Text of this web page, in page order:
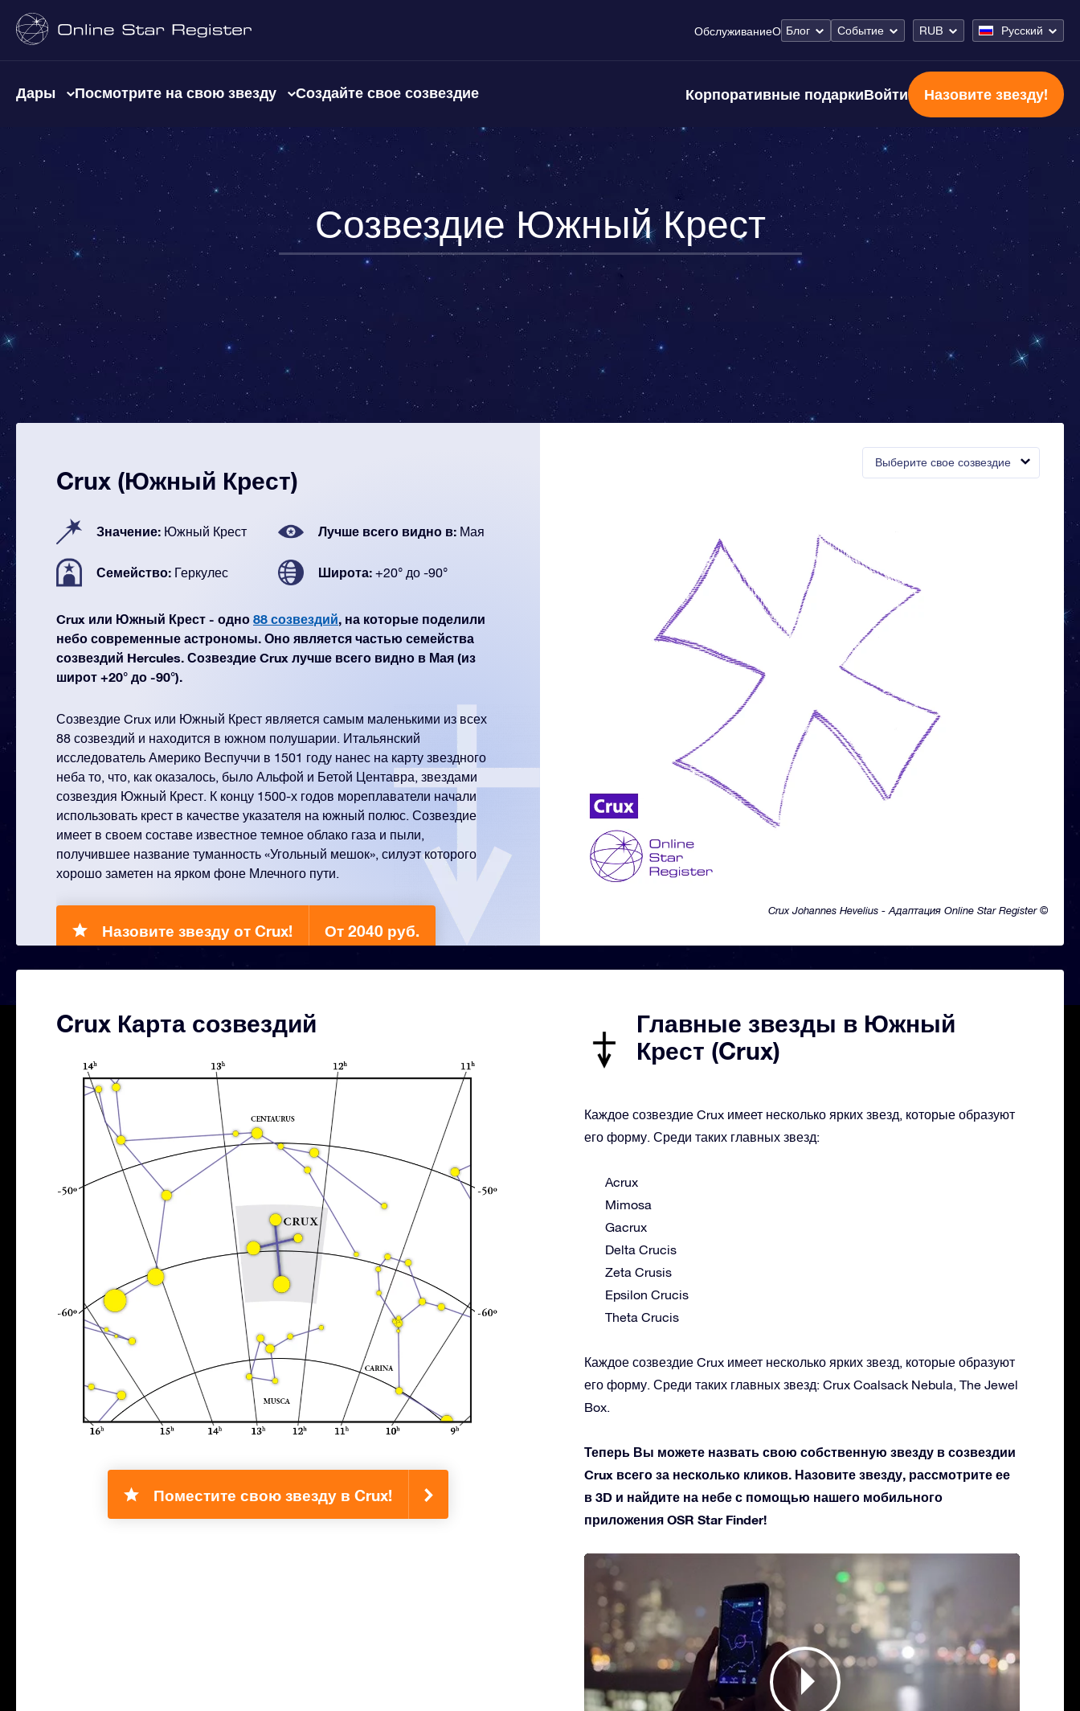
ОбслуживаниеО Блог Событие RUB Русский
Дары Посмотрите на свою звезду Создайте свое созвездие Корпоративные подаркиВойти Назовите звезду!
Созвездие Южный Крест
Выберите свое созвездие
Crux Johannes Hevelius - Адаптация Online Star Register ©
Crux (Южный Крест)
Значение: Южный Крест Лучше всего видно в: Мая
Семейство: Геркулес Широта: +20° до -90°
Crux или Южный Крест - одно 88 созвездий, на которые поделили
небо современные астрономы. Оно является частью семейства
созвездий Hercules. Созвездие Crux лучше всего видно в Мая (из
широт +20° до -90°).
Созвездие Crux или Южный Крест является самым маленькими из всех
88 созвездий и находится в южном полушарии. Итальянский
исследователь Америко Веспуччи в 1501 году нанес на карту звездного
неба то, что, как оказалось, было Альфой и Бетой Центавра, звездами
созвездия Южный Крест. К концу 1500-х годов мореплаватели начали
использовать крест в качестве указателя на южный полюс. Созвездие
имеет в своем составе известное темное облако газа и пыли,
получившее название туманность «Угольный мешок», силуэт которого
хорошо заметен на ярком фоне Млечного пути.
Назовите звезду от Crux! От 2040 руб.
Crux Карта созвездий
Поместите свою звезду в Crux!
Главные звезды в Южный
Крест (Crux)
Каждое созвездие Crux имеет несколько ярких звезд, которые образуют
его форму. Среди таких главных звезд:
Acrux
Mimosa
Gacrux
Delta Crucis
Zeta Crusis
Epsilon Crucis
Theta Crucis
Каждое созвездие Crux имеет несколько ярких звезд, которые образуют
его форму. Среди таких главных звезд: Crux Coalsack Nebula, The Jewel
Box.
Теперь Вы можете назвать свою собственную звезду в созвездии
Crux всего за несколько кликов. Назовите звезду, рассмотрите ее
в 3D и найдите на небе с помощью нашего мобильного
приложения OSR Star Finder!